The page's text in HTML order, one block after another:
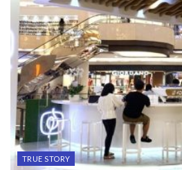
TRUE STORY